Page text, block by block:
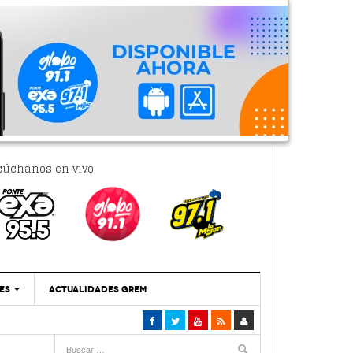
en vivo
‘Se Vale Soñar Con Una Contraloría Ciudadana’
ACTUALIDADES GREM